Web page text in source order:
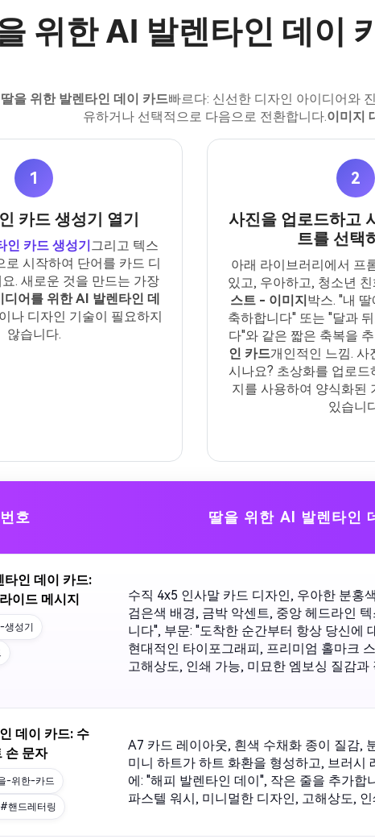
위한 AI 발렌타인 데이
딸을 위한 발렌타인 데이 카드빠르다: 신선한 디자인 아이디어와
유하거나 선택적으로 다음으로 전환합니다.이미지
1
카드 생성기 열기
인 카드 생성기그리고 텍스
시작하여 단어를 카드 디
. 새로운 것을 만드는 가장
디어를 위한 AI 발렌타인 데
나 디자인 기술이 필요하지
않습니다.
2
사진을 업로드하고
트를 선택
아래 라이브러리에서 프
있고, 우아하고, 청소년
스트 - 이미지박스. "내
축하합니다" 또는 "달과
다"와 같은 짧은 축복을
인 카드개인적인 느낌.
시나요? 초상화를 업로드
지를 사용하여 양식화된
있습니
호 딸을 위한 AI 발렌타인
인 데이 카드:
이드 메시지
성기
수직 4x5 인사말 카드 디자인, 우아한 분홍
검은색 배경, 금박 악센트, 중앙 헤드라인
니다", 부문: "도착한 순간부터 항상 당신에
현대적인 타이포그래피, 프리미엄 홀마크
고해상도, 인쇄 가능, 미묘한 엠보싱 질감
데이 카드: 수
손 문자
-위한-카드
#핸드레터링
A7 카드 레이아웃, 흰색 수채화 종이 질감,
미니 하트가 하트 화환을 형성하고, 브러시
에: "해피 발렌타인 데이", 작은 줄을 추가합
파스텔 워시, 미니멀한 디자인, 고해상도,